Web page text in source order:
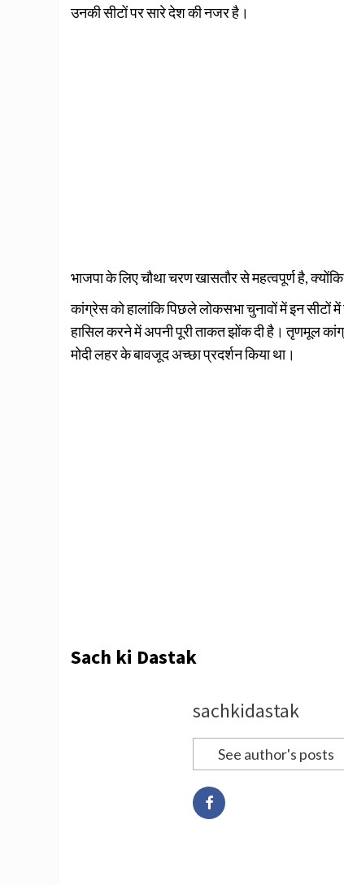
उनकी सीटों पर सारे देश की नजर है।
भाजपा के लिए चौथा चरण खासतौर से महत्वपूर्ण है,
कांग्रेस को हालांकि पिछले लोकसभा चुनावों में इन
हासिल करने में अपनी पूरी ताकत झोंक दी है। तृणमूल
मोदी लहर के बावजूद अच्छा प्रदर्शन किया था।
Sach ki Dastak
sachkidastak
See author's posts